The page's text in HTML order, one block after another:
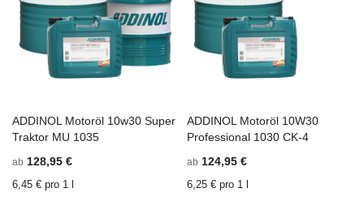
In den Einkaufswagen
ZU
HINZUFÜGEN
VERGLEICHSLISTE
HINZUFÜGEN
ADDINOL Motoröl 10w30 Super
Traktor MU 1035
ab 128,95 €
6,45 € pro 1 l
In den Einkaufswagen
ADDINOL Motoröl 10W30
Professional 1030 CK-4
ab 124,95 €
6,25 € pro 1 l